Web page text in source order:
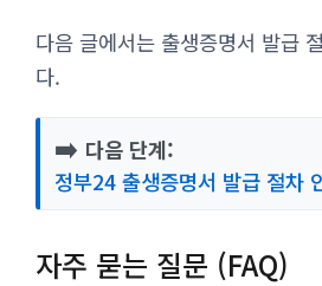
다음 글에서는 출생증명서 발급
다.
➡️ 다음 단계:
정부24 출생증명서 발급 절차
자주 묻는 질문 (FAQ)